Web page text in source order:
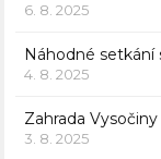
6. 8. 2025
Náhodné setkání
4. 8. 2025
Zahrada
3. 8. 2025